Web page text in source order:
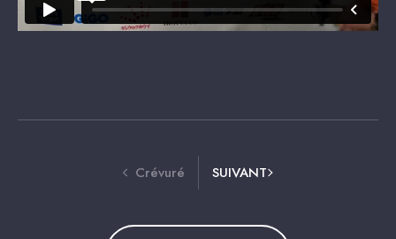
Crévuré SUIVANT